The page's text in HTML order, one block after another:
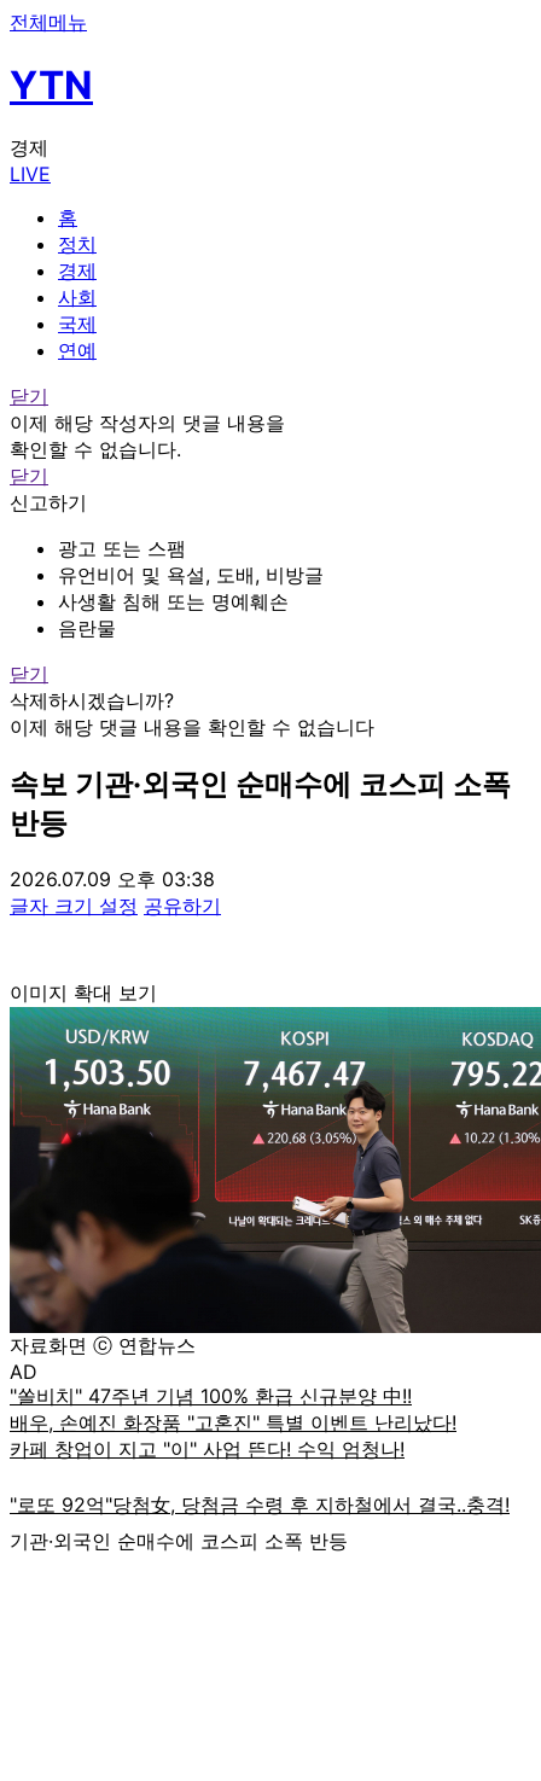
전체메뉴
YTN
경제
LIVE
홈
정치
경제
사회
국제
연예
닫기
이제 해당 작성자의 댓글 내용을
확인할 수 없습니다.
닫기
신고하기
광고 또는 스팸
유언비어 및 욕설, 도배, 비방글
사생활 침해 또는 명예훼손
음란물
닫기
삭제하시겠습니까?
이제 해당 댓글 내용을 확인할 수 없습니다
속보 기관·외국인 순매수에 코스피 소폭
반등
2026.07.09 오후 03:38
글자 크기 설정 공유하기
이미지 확대 보기
자료화면 ⓒ 연합뉴스
AD
기관·외국인 순매수에 코스피 소폭 반등